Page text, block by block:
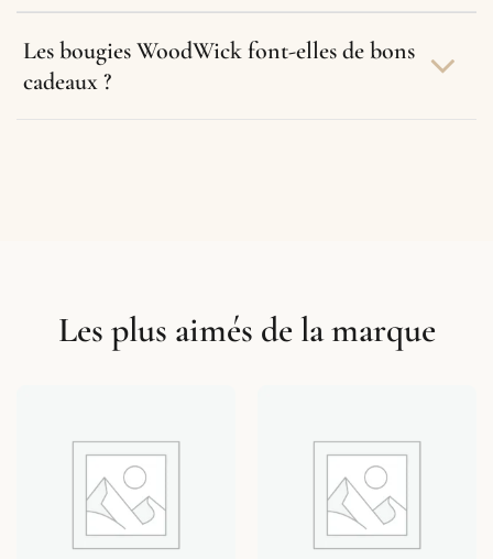
Les bougies WoodWick font-elles de bons
cadeaux ?
Les plus aimés de la marque